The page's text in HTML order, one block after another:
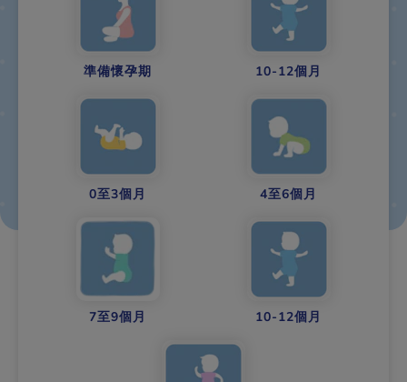
準備懷孕期 10-12個月
0至3個月 4至6個月
7至9個月 10-12個月